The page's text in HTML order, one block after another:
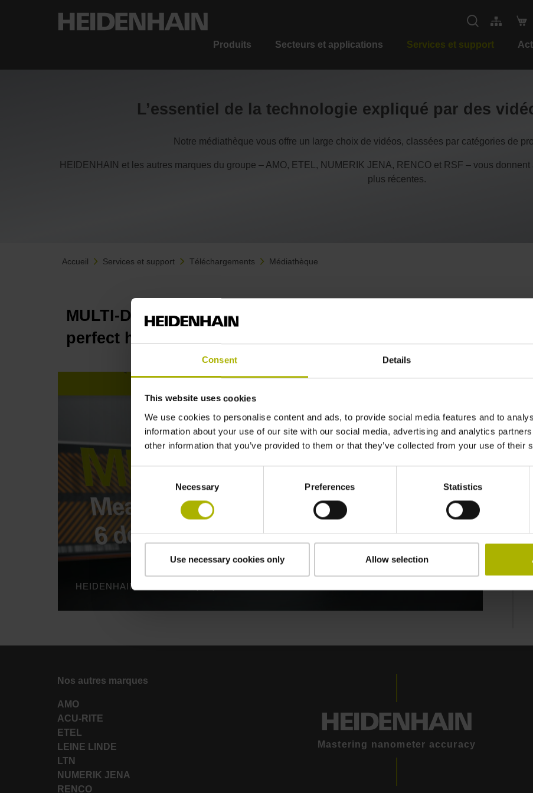
Consent Details
This website uses cookies
We use cookies to personalise content and ads, to provide social media features and to
information about your use of our site with our social media, advertising and analytics
other information that you’ve provided to them or that they’ve collected from your use of their
Necessary Preferences Statistics
Use necessary cookies only Allow selection
Produits Secteurs et applications Services et support
L’essentiel de la technologie expliqué par des
Notre médiathèque vous offre un large choix de vidéos, classées par catégories de
HEIDENHAIN et les autres marques du groupe – AMO, ETEL, NUMERIK JENA, RENCO et RSF – vous
plus récentes.
Accueil Services et support Téléchargements Médiathèque
MULTI-DOF: Measure 6 degrees of freedom for
perfect hybrid bonding | HEIDENHAIN
HEIDENHAIN MULTI-DOF (EN)
Nos autres marques
AMO
ACU-RITE
ETEL
LEINE LINDE
LTN
NUMERIK JENA
RENCO
Mastering nanometer accuracy